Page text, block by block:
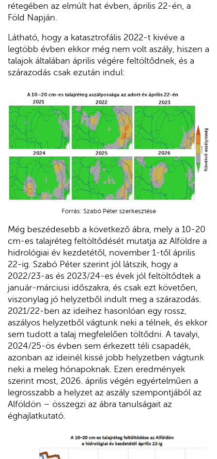
rétegében az elmúlt hat évben, április 22-én, a
Föld Napján.
Látható, hogy a katasztrofális 2022-t kivéve a
legtöbb évben ekkor még nem volt aszály, hiszen a
talajok általában április végére feltöltődnek, és a
szárazodás csak ezután indul:
Forrás: Szabó Péter szerkesztése
Még beszédesebb a következő ábra, mely a 10-20
cm-es talajréteg feltöltődését mutatja az Alföldre a
hidrológiai év kezdetétől, november 1-től április
22-ig. Szabó Péter szerint jól látszik, hogy a
2022/23-as és 2023/24-es évek jól feltöltődtek a
január-márciusi időszakra, és csak ezt követően,
viszonylag jó helyzetből indult meg a szárazodás.
2021/22-ben az ideihez hasonlóan egy rossz,
aszályos helyzetből vágtunk neki a télnek, és ekkor
sem tudott a talaj megfelelően töltődni. A tavalyi,
2024/25-ös évben sem érkezett téli csapadék,
azonban az ideinél kissé jobb helyzetben vágtunk
neki a meleg hónapoknak. Ezen eredmények
szerint most, 2026. április végén egyértelműen a
legrosszabb a helyzet az aszály szempontjából az
Alföldön – összegzi az ábra tanulságait az
éghajlatkutató.